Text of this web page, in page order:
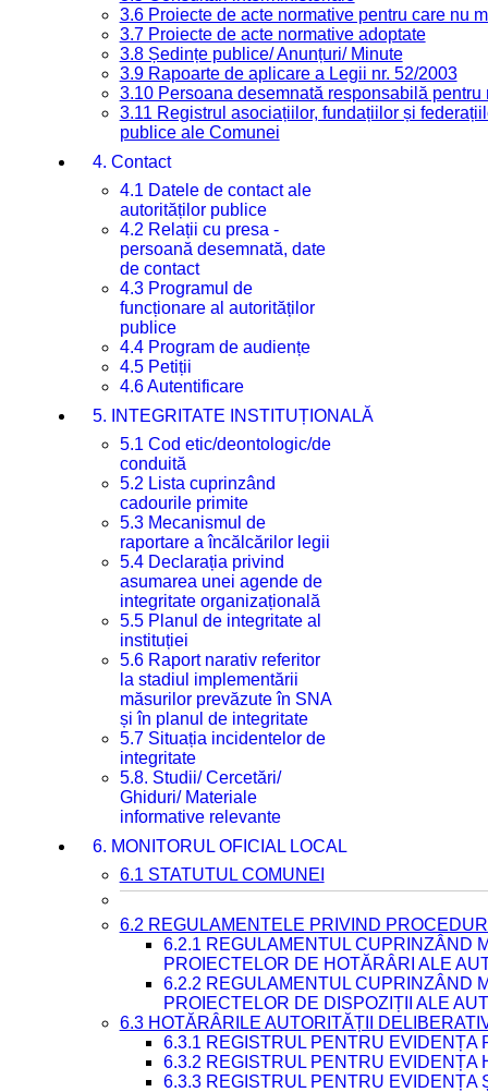
3.6 Proiecte de acte normative pentru care nu
3.7 Proiecte de acte normative adoptate
3.8 Ședințe publice/ Anunțuri/ Minute
3.9 Rapoarte de aplicare a Legii nr. 52/2003
3.10 Persoana desemnată responsabilă
3.11 Registrul asociațiilor, fundațiilor și
publice ale Comunei
4. Contact
4.1 Datele de contact ale
autorităților publice
4.2 Relații cu presa -
persoană desemnată, date
de contact
4.3 Programul de
funcționare al autorităților
publice
4.4 Program de audiențe
4.5 Petiții
4.6 Autentificare
5. INTEGRITATE INSTITUȚIONALĂ
5.1 Cod etic/deontologic/de
conduită
5.2 Lista cuprinzând
cadourile primite
5.3 Mecanismul de
raportare a încălcărilor legii
5.4 Declarația privind
asumarea unei agende de
integritate organizațională
5.5 Planul de integritate al
instituției
5.6 Raport narativ referitor
la stadiul implementării
măsurilor prevăzute în SNA
și în planul de integritate
5.7 Situația incidentelor de
integritate
5.8. Studii/ Cercetări/
Ghiduri/ Materiale
informative relevante
6. MONITORUL OFICIAL LOCAL
6.1 STATUTUL COMUNEI
6.2 REGULAMENTELE PRIVIND
6.2.1 REGULAMENTUL CUPRINZÂND
PROIECTELOR DE HOTĂRÂRI ALE
6.2.2 REGULAMENTUL CUPRINZÂND
PROIECTELOR DE DISPOZIȚII ALE
6.3 HOTĂRÂRILE AUTORITĂȚII
6.3.1 REGISTRUL PENTRU EVIDENȚA
6.3.2 REGISTRUL PENTRU EVIDENȚA
6.3.3 REGISTRUL PENTRU EVIDENȚA